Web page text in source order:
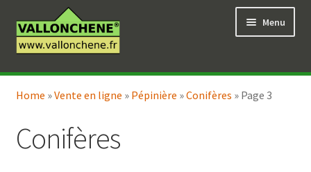
à
la
au
contenu
Menu
Vente en ligne
Coaching pour le jardin
Home »Vente en ligne » Pépinière »Conifères » Page 3
Conifères